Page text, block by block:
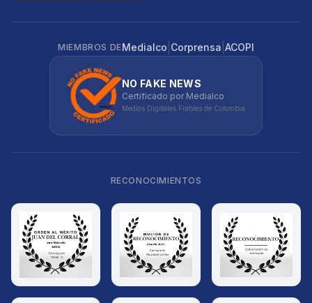
MIEMBROS DEMedialco Corprensa ACOPI
NO FAKE NEWS
Certificado por Medialco
Medios Digitales Fiables de Colombia
RECONOCIMIENTOS